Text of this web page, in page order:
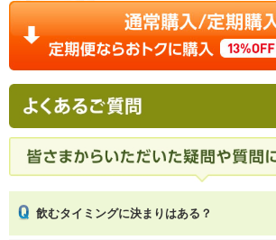
飲むタイミングに決まりはある？